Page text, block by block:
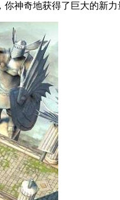
神奇地获得了巨大的新力